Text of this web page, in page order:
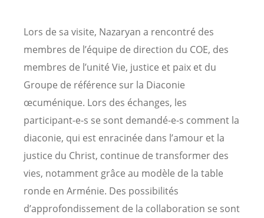
Lors de sa visite, Nazaryan a rencontré des
membres de l’équipe de direction du COE, des
membres de l’unité Vie, justice et paix et du
Groupe de référence sur la Diaconie
œcuménique. Lors des échanges, les
participant-e-s se sont demandé-e-s comment la
diaconie, qui est enracinée dans l’amour et la
justice du Christ, continue de transformer des
vies, notamment grâce au modèle de la table
ronde en Arménie. Des possibilités
d’approfondissement de la collaboration se sont